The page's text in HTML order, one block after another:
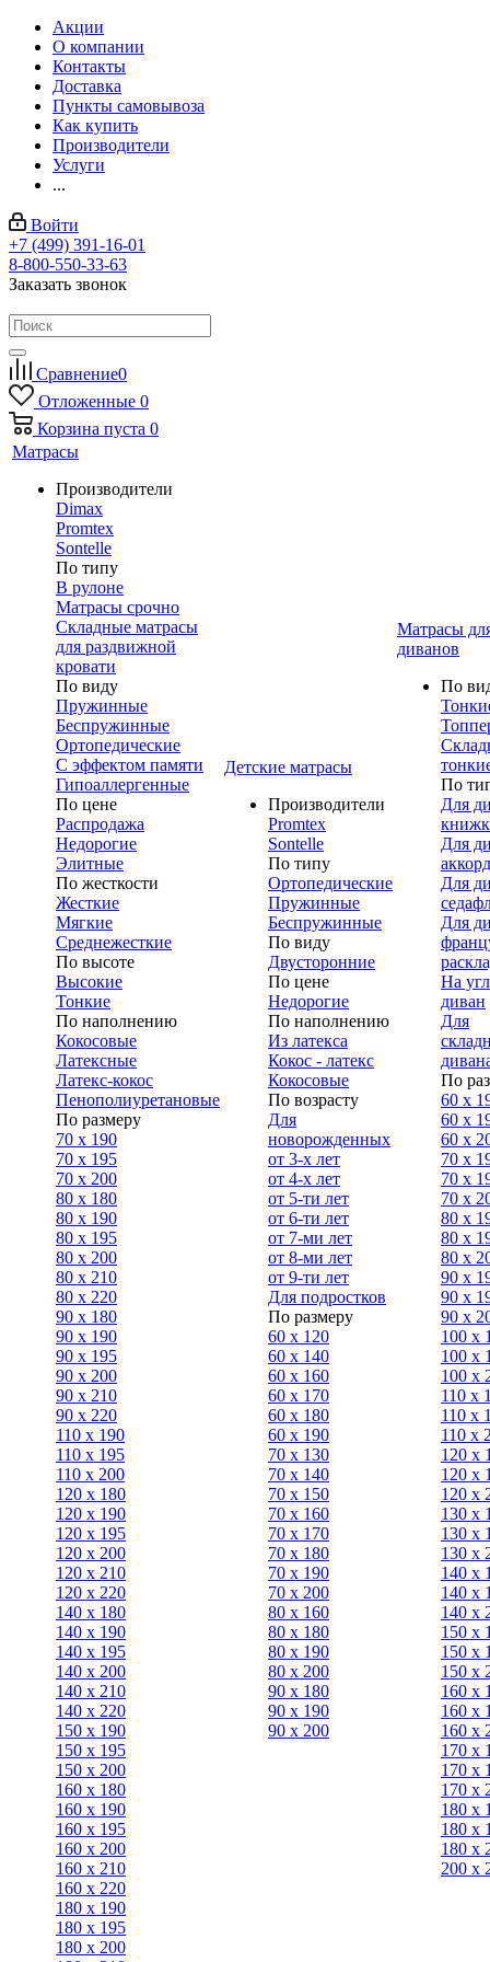
Акции
О компании
Контакты
Доставка
Пункты самовывоза
Как купить
Производители
Услуги
...
Войти
+7 (499) 391-16-01
8-800-550-33-63
Заказать звонок
Сравнение0
Отложенные 0
Корзина пуста 0
Матрасы
Производители
Dimax
Promtex
Sontelle
По типу
В рулоне
Матрасы срочно
Складные матрасы
для раздвижной
кровати
По виду
Пружинные
Беспружинные
Ортопедические
С эффектом памяти
Гипоаллергенные
По цене
Распродажа
Недорогие
Элитные
По жесткости
Жесткие
Мягкие
Среднежесткие
По высоте
Высокие
Тонкие
По наполнению
Кокосовые
Латексные
Латекс-кокос
Пенополиуретановые
По размеру
70 х 190
70 х 195
70 х 200
80 х 180
80 х 190
80 х 195
80 х 200
80 x 210
80 x 220
90 x 180
90 х 190
90 х 195
90 х 200
90 x 210
90 x 220
110 x 190
110 x 195
110 x 200
120 x 180
120 х 190
120 х 195
120 х 200
120 x 210
120 x 220
140 x 180
140 х 190
140 х 195
140 х 200
140 x 210
140 x 220
150 х 190
150 х 195
150 х 200
160 x 180
160 х 190
160 х 195
160 х 200
160 x 210
160 x 220
180 х 190
180 х 195
180 х 200
Детские матрасы
Производители
Promtex
Sontelle
По типу
Ортопедические
Пружинные
Беспружинные
По виду
Двусторонние
По цене
Недорогие
По наполнению
Из латекса
Кокос - латекс
Кокосовые
По возрасту
Для
новорожденных
от 3-х лет
от 4-х лет
от 5-ти лет
от 6-ти лет
от 7-ми лет
от 8-ми лет
от 9-ти лет
Для подростков
По размеру
60 х 120
60 х 140
60 х 160
60 х 170
60 х 180
60 х 190
70 х 130
70 х 140
70 х 150
70 х 160
70 х 170
70 х 180
70 х 190
70 х 200
80 х 160
80 х 180
80 x 190
80 x 200
90 х 180
90 x 190
90 x 200
Матрасы
диванов
По
По
Для
Для
Для
Для
На
диван
Для
По
60 х
60 х
60 х
70 x
70 х
70 x
80 x
80 x
80 x
90 x
90 x
90 x
100 x
100 х
100 x
110 x
110 х
110 х
120 х
120 х
120 х
130 х
130 х
130 х
140 х
140 х
140 х
150 х
150 х
150 х
160 х
160 х
160 х
170 х
170 х
170 х
180 х
180 х
180 х
200 x